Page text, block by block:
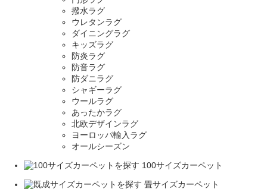
撥水ラグ
ウレタンラグ
ダイニングラグ
キッズラグ
防炎ラグ
防音ラグ
防ダニラグ
シャギーラグ
ウールラグ
あったかラグ
北欧デザインラグ
ヨーロッパ輸入ラグ
オールシーズン
100サイズカーペット
畳サイズカーペット